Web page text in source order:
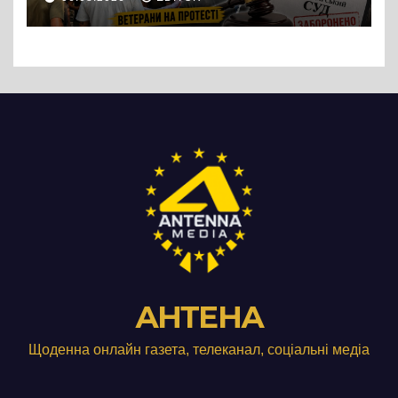
підприємства ТОВ «Омега
Три», що займається
АНТЕНА
Щоденна онлайн газета, телеканал, соціальні медіа